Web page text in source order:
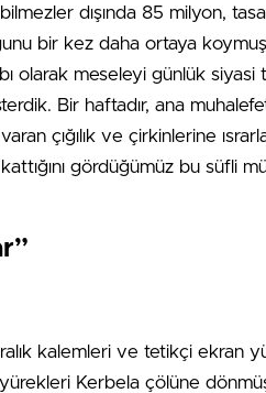
dışında 85 milyon,
bir kez daha ortaya
olarak meseleyi günlük siyasi
Bir haftadır, ana
çığılık ve çirkinlerine ısrarla
gördüğümüz bu süfli
kalemleri ve tetikçi ekran
yürekleri Kerbela çölüne